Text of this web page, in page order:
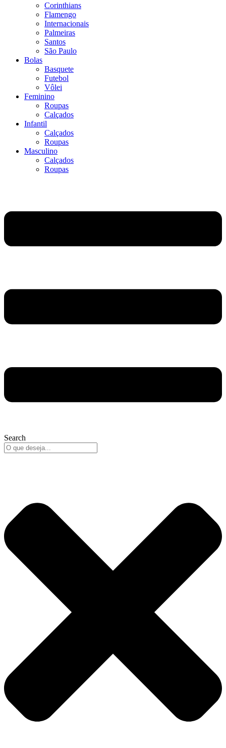
Corinthians
Flamengo
Internacionais
Palmeiras
Santos
São Paulo
Bolas
Basquete
Futebol
Vôlei
Feminino
Roupas
Calçados
Infantil
Calçados
Roupas
Masculino
Calçados
Roupas
Search